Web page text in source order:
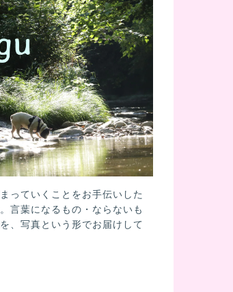
っていくことをお手伝いした
言葉になるもの・ならないも
、写真という形でお届けして